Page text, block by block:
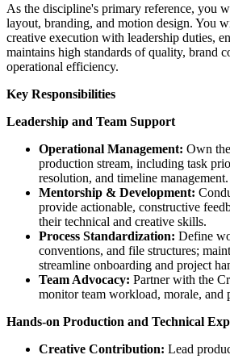
As the discipline's primary reference, you
layout, branding, and motion design. You
creative execution with leadership duties,
maintains high standards of quality, brand
operational efficiency.
Key Responsibilities
Leadership and Team Support
Operational Management: Own
production stream, including task
resolution, and timeline management.
Mentorship & Development:
provide actionable, constructive
their technical and creative skills.
Process Standardization: Define
conventions, and file structures;
streamline onboarding and project
Team Advocacy: Partner with the
monitor team workload, morale, and
Hands-on Production and Technical
Creative Contribution: Lead